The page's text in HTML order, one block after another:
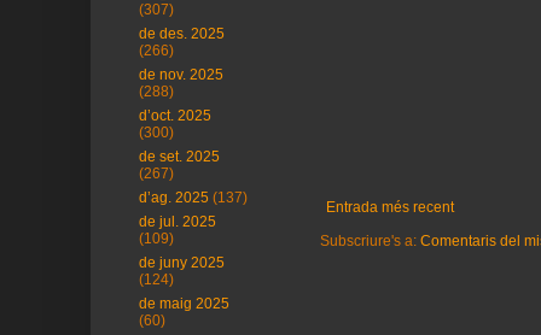
Entrada més recent
Subscriure's a: Comentaris del
(307)
de des. 2025
(266)
de nov. 2025
(288)
d’oct. 2025
(300)
de set. 2025
(267)
d’ag. 2025 (137)
de jul. 2025
(109)
de juny 2025
(124)
de maig 2025
(60)